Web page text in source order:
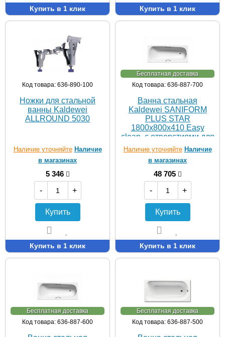
Купить в 1 клик Купить в 1 клик
Код товара: 636-890-100
Ножки для стальной
ванны Kaldewei
ALLROUND 5030
Наличие уточняйте Наличие
в магазинах
5 346
-
+
Купить
Купить в 1 клик
Бесплатная доставка
Код товара: 636-887-700
Ванна стальная
Kaldewei SANIFORM
PLUS STAR
1800х800х410 Easy
clean, с отверстиями для
ручек
Наличие уточняйте Наличие
в магазинах
48 705
-
+
Купить
Купить в 1 клик
Бесплатная доставка
Код товара: 636-887-600
Бесплатная доставка
Код товара: 636-887-500